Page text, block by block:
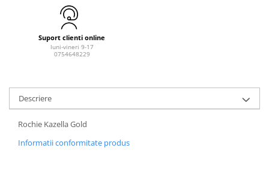
Suport clienti online
luni-vineri 9-17
0754648229
Descriere
Rochie Kazella Gold
Informatii conformitate produs